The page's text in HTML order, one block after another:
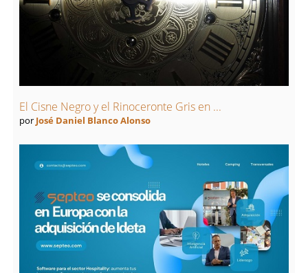
El Cisne Negro y el Rinoceronte Gris en ...
por José Daniel Blanco Alonso